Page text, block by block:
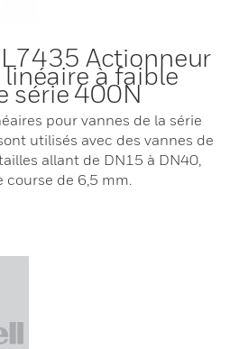
Actionneur
à faible
série 400N
pour vannes de la série
utilisés avec des vannes de
allant de DN15 à DN40,
course de 6,5 mm.